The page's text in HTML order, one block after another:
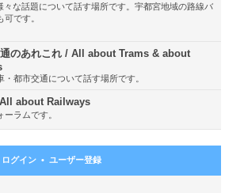
々な話題について話す場所です。宇都宮地域の路線バ
です。
のあれこれ / All about Trams & about
・都市交通について話す場所です。
about Railways
ラムです。
ログイン • ユーザー登録